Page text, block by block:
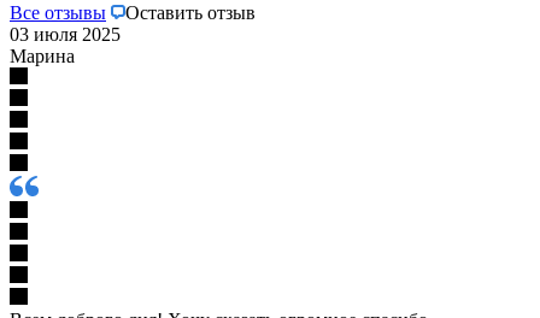
Все отзывы
Оставить отзыв
03 июля 2025
Марина